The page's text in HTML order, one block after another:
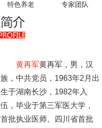
特色养老 专家团队
黄再军黄再军，男，汉
族，中共党员，1963年2月出
生于湖南长沙，1982年入
伍，毕业于第三军医大学，
首批执业医师、四川省首批